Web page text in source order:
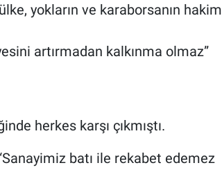
yokların ve karaborsanın hakim
artırmadan kalkınma olmaz”
herkes karşı çıkmıştı.
batı ile rekabet edemez